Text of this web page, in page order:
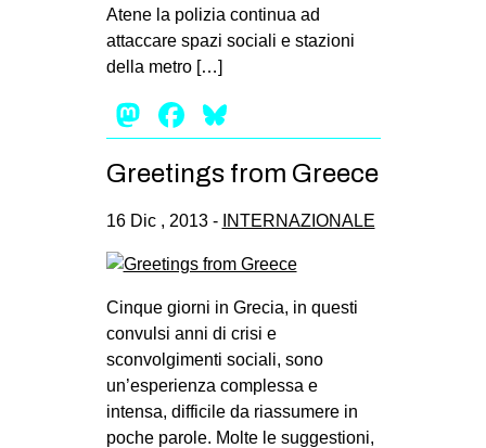
Atene la polizia continua ad
attaccare spazi sociali e stazioni
della metro […]
Mastodon
Facebook
Greetings from Greece
16 Dic , 2013 - INTERNAZIONALE
Cinque giorni in Grecia, in questi
convulsi anni di crisi e
sconvolgimenti sociali, sono
un’esperienza complessa e
intensa, difficile da riassumere in
poche parole. Molte le suggestioni,